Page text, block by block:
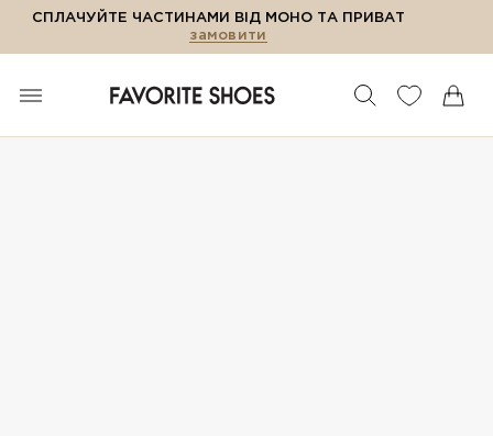
СПЛАЧУЙТЕ ЧАСТИНАМИ ВІД МОНО ТА ПРИВАТ
замовити